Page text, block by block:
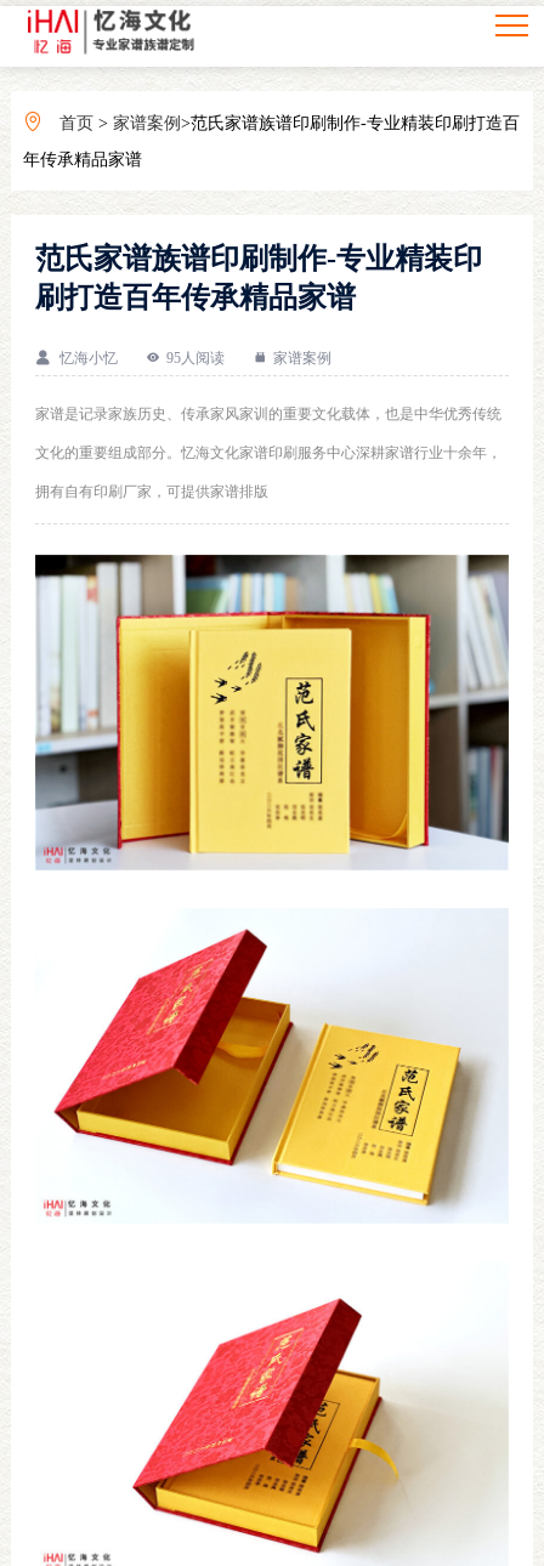
首页 > 家谱案例 >范氏家谱族谱印刷制作-专业精装印刷打造百
年传承精品家谱
范氏家谱族谱印刷制作-专业精装印
刷打造百年传承精品家谱
忆海小忆 95人阅读 家谱案例
家谱是记录家族历史、传承家风家训的重要文化载体，也是中华优秀传统
文化的重要组成部分。忆海文化家谱印刷服务中心深耕家谱行业十余年，
拥有自有印刷厂家，可提供家谱排版